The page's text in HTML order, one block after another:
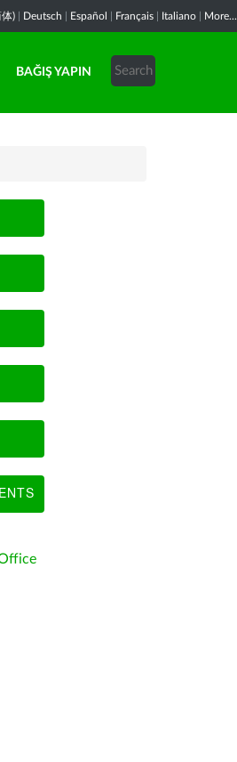
) Deutsch Español Français Italiano More...
BAĞIŞ YAPIN